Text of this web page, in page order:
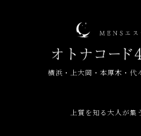
横浜・上大岡・本厚木・代
上質を知る大人が集